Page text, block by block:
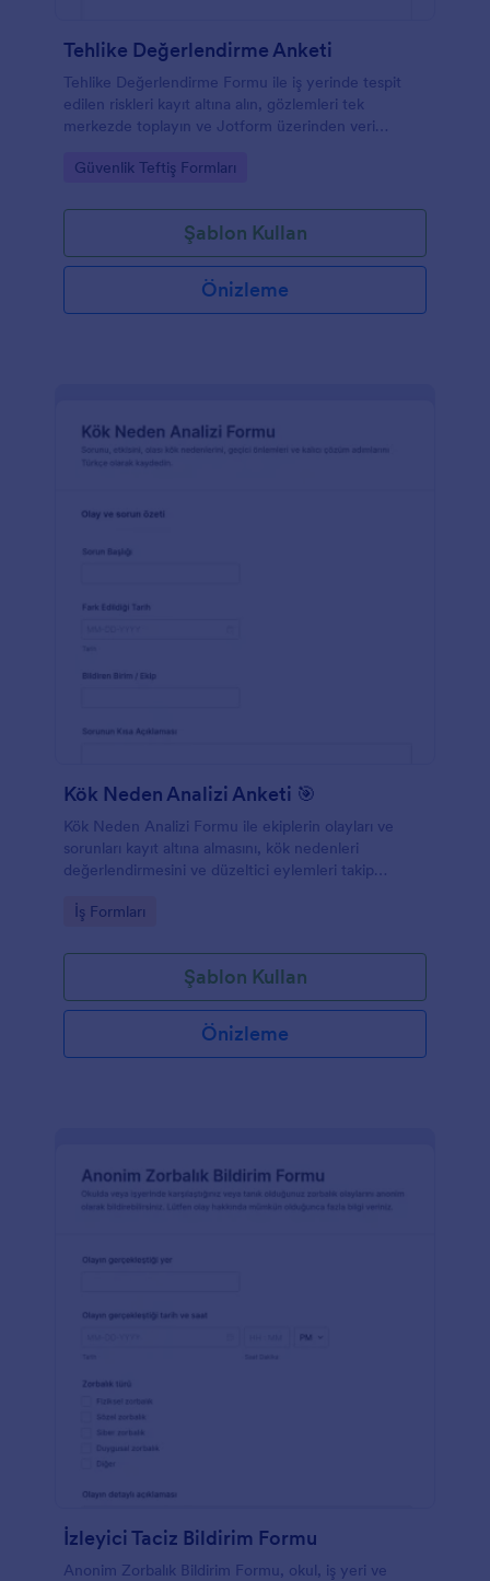
Tehlike Değerlendirme Anketi
Tehlike Değerlendirme Formu ile iş yerinde tespit
edilen riskleri kayıt altına alın, gözlemleri tek
merkezde toplayın ve Jotform üzerinden veri
Go to Category:
Güvenlik Teftiş Formları
Şablon Kullan
Önizleme
Kök Neden Analizi Anketi 🎯
Kök Neden Analizi Formu ile ekiplerin olayları ve
sorunları kayıt altına almasını, kök nedenleri
değerlendirmesini ve düzeltici eylemleri takip
veri toplama sağlayın.
Go to Category:
İş Formları
Şablon Kullan
Önizleme
İzleyici Taciz Bildirim Formu
Anonim Zorbalık Bildirim Formu, okul, iş yeri ve